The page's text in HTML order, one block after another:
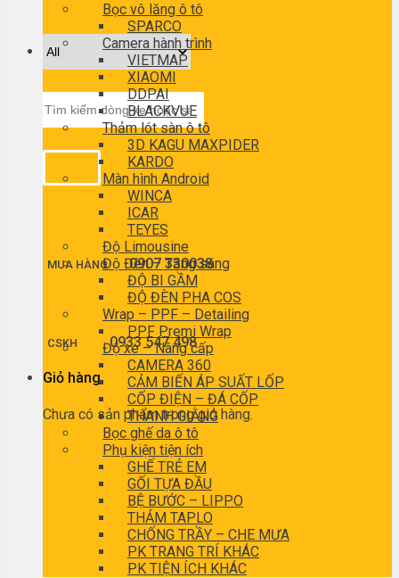
kiếm:
MUA HÀNG0907 330038
CSKH0933 547 498
Giỏ hàng
Chưa có sản phẩm trong giỏ hàng.
Bọc vô lăng ô tô
SPARCO
Camera hành trình
VIETMAP
XIAOMI
DDPAI
BLACKVUE
Thảm lót sàn ô tô
3D KAGU MAXPIDER
KARDO
Màn hình Android
WINCA
ICAR
TEYES
Độ Limousine
Độ Đèn – Tăng sáng
ĐỘ BI GẦM
ĐỘ ĐÈN PHA COS
Wrap – PPF – Detailing
PPF Premi Wrap
Độ xe – Nâng cấp
CAMERA 360
CẢM BIẾN ÁP SUẤT LỐP
CỐP ĐIỆN – ĐÁ CỐP
THANH GIẰNG
Bọc ghế da ô tô
Phụ kiện tiện ích
GHẾ TRẺ EM
GỐI TỰA ĐẦU
BỆ BƯỚC – LIPPO
THẢM TAPLO
CHỐNG TRẦY – CHE MƯA
PK TRANG TRÍ KHÁC
PK TIỆN ÍCH KHÁC